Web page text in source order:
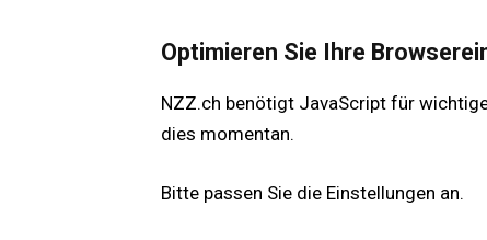
Optimieren Sie Ihre
NZZ.ch benötigt JavaScript für
dies momentan.
Bitte passen Sie die Einstellungen an.